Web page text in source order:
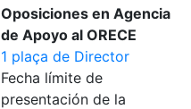
Oposiciones en Agencia
de Apoyo al ORECE
1 plaça de Director
Fecha límite de
presentación de la